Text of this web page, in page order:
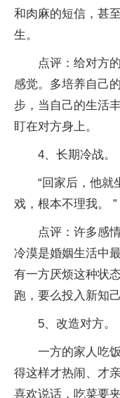
和肉麻的短信，甚
生。
点评：给对方
感觉。多培养自己
步，当自己的生活
盯在对方身上。
4、长期冷战。
“回家后，他就
戏，根本不理我。 ”
点评：许多感
冷漠是婚姻生活中
有一方厌烦这种状
跑，要么投入新知
5、改造对方。
一方的家人吃
得这样才热闹、才
喜欢说话，吃菜要